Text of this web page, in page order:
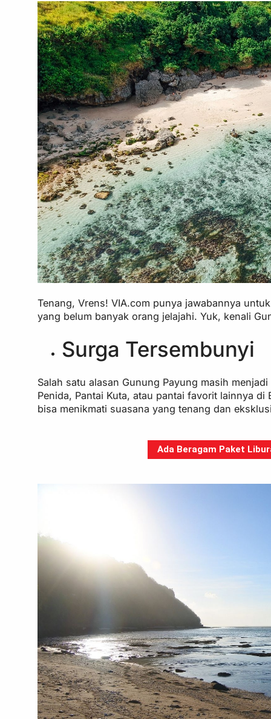
Tenang, Vrens! VIA.com punya jawabannya
yang belum banyak orang jelajahi. Yuk, kenali
Surga Tersembunyi
Salah satu alasan Gunung Payung masih
Penida, Pantai Kuta, atau pantai favorit lainnya
bisa menikmati suasana yang tenang dan
Ada Beragam Paket